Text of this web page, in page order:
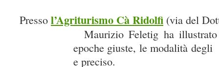
Presso l’Agriturismo Cà Ridolfi (via del
Maurizio Feletig ha
epoche giuste, le modalità
e preciso.